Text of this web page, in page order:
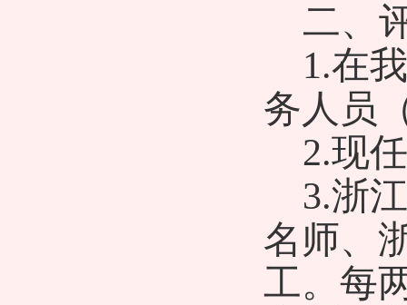
二、
1.在
务人员
2.现
3.浙
名师、
工。每